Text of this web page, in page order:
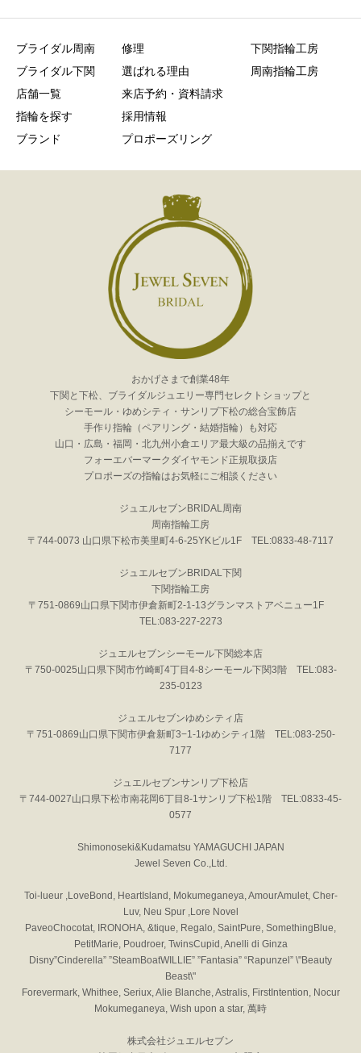
ブライダル周南
ブライダル下関
店舗一覧
指輪を探す
ブランド
修理
選ばれる理由
来店予約・資料請求
採用情報
プロポーズリング
下関指輪工房
周南指輪工房
おかげさまで創業48年
下関と下松、ブライダルジュエリー専門セレクトショップと
シーモール・ゆめシティ・サンリブ下松の総合宝飾店
手作り指輪（ペアリング・結婚指輪）も対応
山口・広島・福岡・北九州小倉エリア最大級の品揃えです
フォーエバーマークダイヤモンド正規取扱店
プロポーズの指輪はお気軽にご相談ください
ジュエルセブンBRIDAL周南
周南指輪工房
〒744-0073 山口県下松市美里町4-6-25YKビル1F TEL:0833-48-7117
ジュエルセブンBRIDAL下関
下関指輪工房
〒751-0869山口県下関市伊倉新町2-1-13グランマストアベニュー1F
TEL:083-227-2273
ジュエルセブンシーモール下関総本店
〒750-0025山口県下関市竹崎町4丁目4-8シーモール下関3階 TEL:083-
235-0123
ジュエルセブンゆめシティ店
〒751-0869山口県下関市伊倉新町3−1-1ゆめシティ1階 TEL:083-250-
7177
ジュエルセブンサンリブ下松店
〒744-0027山口県下松市南花岡6丁目8-1サンリブ下松1階 TEL:0833-45-
0577
Shimonoseki&Kudamatsu YAMAGUCHI JAPAN
Jewel Seven Co.,Ltd.
Toi-lueur ,LoveBond, HeartIsland, Mokumeganeya, AmourAmulet, Cher-
Luv, Neu Spur ,Lore Novel
PaveoChocotat, IRONOHA, &tique, Regalo, SaintPure, SomethingBlue,
PetitMarie, Poudroer, TwinsCupid, Anelli di Ginza
Disny”Cinderella” ”SteamBoatWILLIE” ”Fantasia” “Rapunzel” \"Beauty
Beast\"
Forevermark, Whithee, Seriux, Alie Blanche, Astralis, FirstIntention, Nocur
Mokumeganeya, Wish upon a star, 萬時
株式会社ジュエルセブン